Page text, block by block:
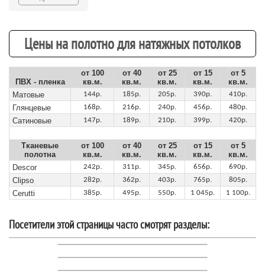
Цены на полотно для натяжных потолков
ПВХ - пленка
от 100
кв.м.
от 40
кв.м.
от 25
кв.м.
от 15
кв.м.
от 5
кв.м.
Матовые
144р. 185р. 205р. 390р. 410р.
Глянцевые 168р. 216р. 240р. 456р. 480р.
Сатиновые 147р. 189р. 210р. 399р. 420р.
Тканевые
полотна
от 100
кв.м.
от 40
кв.м.
от 25
кв.м.
от 15
кв.м.
от 5
кв.м.
Descor
242р. 311р. 345р. 656р. 690р.
Clipso 282р. 362р. 403р. 765р. 805р.
Cerutti 385р. 495р. 550р. 1 045р. 1 100р.
Посетители этой страницы часто смотрят разделы: